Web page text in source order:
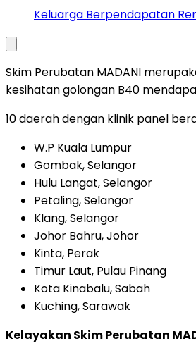
Keluarga Berpendapatan
Skim Perubatan MADANI
kesihatan golongan B40
10 daerah dengan klinik panel
W.P Kuala Lumpur
Gombak, Selangor
Hulu Langat, Selangor
Petaling, Selangor
Klang, Selangor
Johor Bahru, Johor
Kinta, Perak
Timur Laut, Pulau Pinang
Kota Kinabalu, Sabah
Kuching, Sarawak
Kelayakan Skim Perubatan